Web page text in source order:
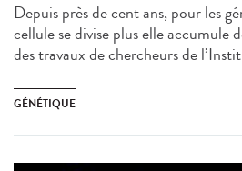
Depuis près de cent ans, pour les
cellule se divise plus elle accumule
des travaux de chercheurs de
GÉNÉTIQUE